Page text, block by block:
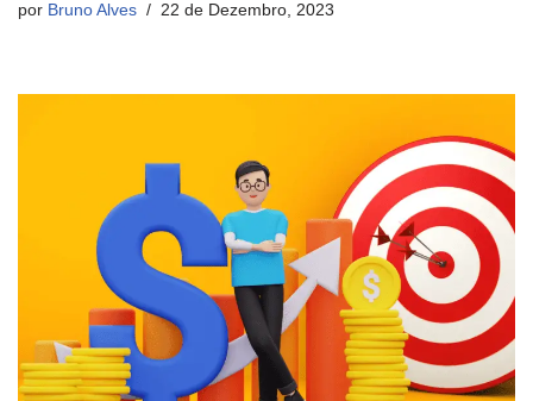
por Bruno Alves 22 de Dezembro, 2023